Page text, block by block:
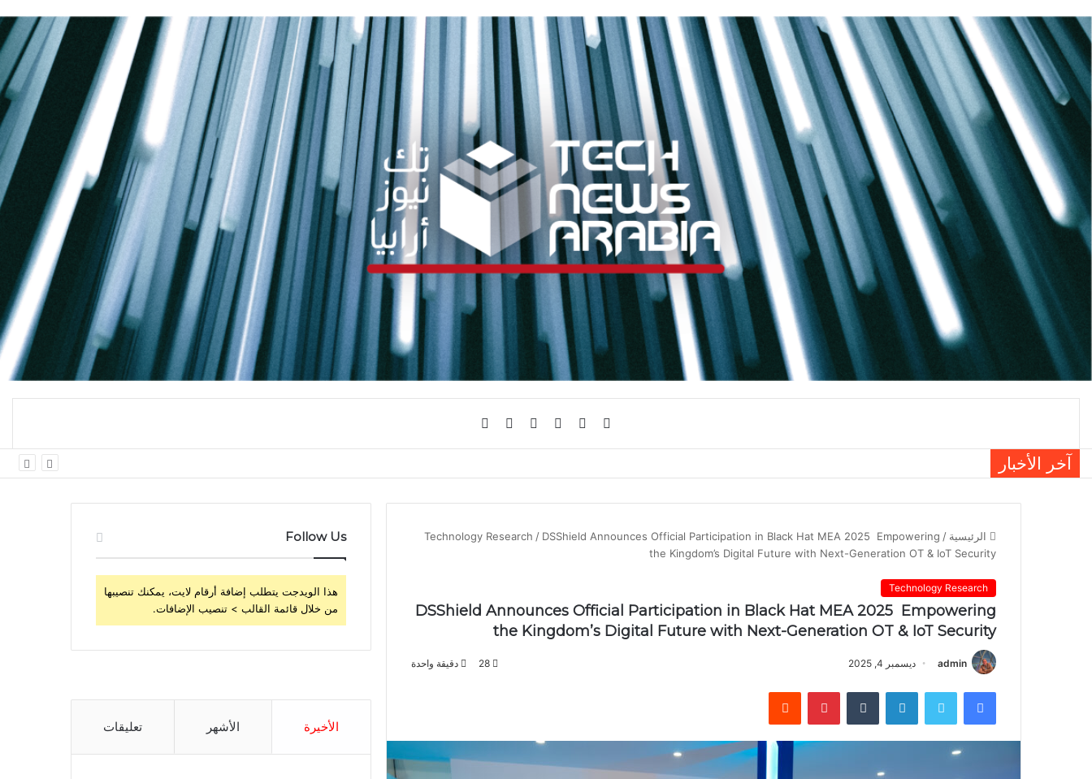
تسجيل
انستقرام يوتيوب تويترفيسبوك
آخر الأخبار
الرئيسية /
Technology Research / DSShield Announces Official Participation in Black Hat MEA 2025 Empowering
the Kingdom’s Digital Future with Next-Generation OT & IoT Security
Technology Research
DSShield Announces Official Participation in Black Hat MEA 2025 Empowering
the Kingdom’s Digital Future with Next-Generation OT & IoT Security
admin ديسمبر 4, 2025 28 دقيقة واحدة
فيسبوك تويتر لينكدإن بينتيريست
Follow Us
هذا الويدجت يتطلب إضافة أرقام لايت، يمكنك تنصيبها
من خلال قائمة القالب > تنصيب الإضافات.
الأخيرة الأشهر تعليقات